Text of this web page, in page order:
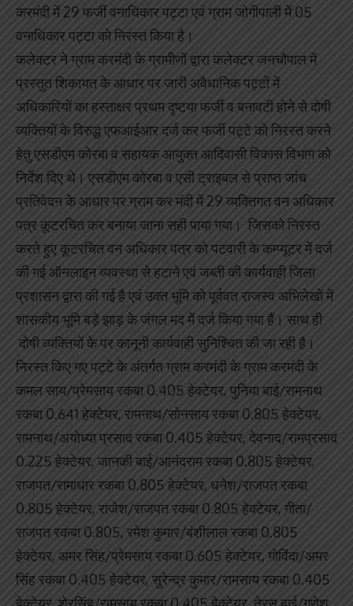
करमंदी में 29 फर्जी वनाधिकार पट्टा एवं ग्राम जोगीपाली में 05
वनाधिकार पट्टा को निरस्त किया है।
कलेक्टर ने ग्राम करमंदी के ग्रामीणों द्वारा कलेक्टर जनचौपाल में
प्रस्तुत शिकायत के आधार पर जारी अवैधानिक पट्टों में
अधिकारियों का हस्ताक्षर प्रथम दृष्टया फर्जी व बनावटी होने से दोषी
व्यक्तियों के विरुद्ध एफआईआर दर्ज कर फर्जी पट्टे को निरस्त करने
हेतु एसडीएम कोरबा व सहायक आयुक्त आदिवासी विकास विभाग को
निर्देश दिए थे। एसडीएम कोरबा व एसी ट्राइबल से प्राप्त जांच
प्रतिवेदन के आधार पर ग्राम कर मंदी में 29 व्यक्तिगत वन अधिकार
पत्र कूटरचित कर बनाया जाना सही पाया गया। जिसको निरस्त
करते हुए कूटरचित वन अधिकार पत्र को पटवारी के कम्प्यूटर में दर्ज
की गई ऑनलाइन व्यवस्था से हटाने एवं जब्ती की कार्यवाही जिला
प्रशासन द्वारा की गई है एवं उक्त भूमि को पूर्ववत राजस्व अभिलेखों में
शासकीय भूमि बड़े झाड़ के जंगल मद में दर्ज किया गया हैं। साथ ही
दोषी व्यक्तियों के पर कानूनी कार्यवाही सुनिश्चित की जा रही है।
निरस्त किए गए पट्टे के अंतर्गत ग्राम करमंदी के ग्राम करमंदी के
कमल साय/प्रेमसाय रकबा 0.405 हेक्टेयर, पुनिया बाई/रामनाथ
रकबा 0.641 हेक्टेयर, रामनाथ/सोनसाय रकबा 0.805 हेक्टेयर,
रामनाथ/अयोध्या प्रसाद रकबा 0.405 हेक्टेयर, देवनाद/रामप्रसाद
0.225 हेक्टेयर, जानकी बाई/आनंदराम रकबा 0.805 हेक्टेयर,
राजपत/रामाधार रकबा 0.805 हेक्टेयर, धनेश/राजपत रकबा
0.805 हेक्टेयर, राजेश/राजपत रकबा 0.805 हेक्टेयर, गीता/
राजपत रकबा 0.805, रमेश कुमार/बंशीलाल रकबा 0.805
हेक्टेयर, अमर सिंह/प्रेमसाय रकबा 0.605 हेक्टेयर, गोविंदा/अमर
सिंह रकबा 0.405 हेक्टेयर, सुरेन्द्र कुमार/रामसाय रकबा 0.405